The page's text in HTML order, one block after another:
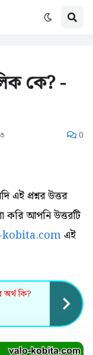
কে? -
0
এই প্রশ্নর উত্তর
করি আপনি উত্তরটি
এই
অর্থ কি?